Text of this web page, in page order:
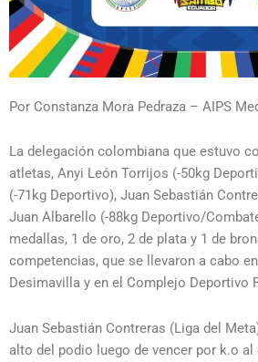
Por Constanza Mora Pedraza – AIPS
La delegación colombiana que estuvo
atletas, Anyi León Torrijos (-50kg
(-71kg Deportivo), Juan Sebastián
Juan Albarello (-88kg Deportivo/
medallas, 1 de oro, 2 de plata y 1 de
competencias, que se llevaron a cabo
Desimavilla y en el Complejo Deportivo
Juan Sebastián Contreras (Liga del
alto del podio luego de vencer por k.o